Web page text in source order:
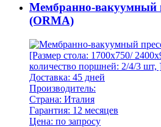
Мембранно-вакуумный
(ORMA)
[Размер стола: 1700х750/
количество поршней: 2/4/3 шт,
Доставка: 45 дней
Производитель:
Страна: Италия
Гарантия: 12 месяцев
Цена: по запросу